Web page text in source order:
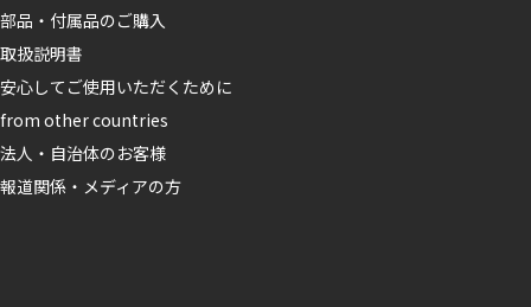
部品・付属品のご購入
取扱説明書
安心してご使用いただくために
from other countries
法人・自治体のお客様
報道関係・メディアの方